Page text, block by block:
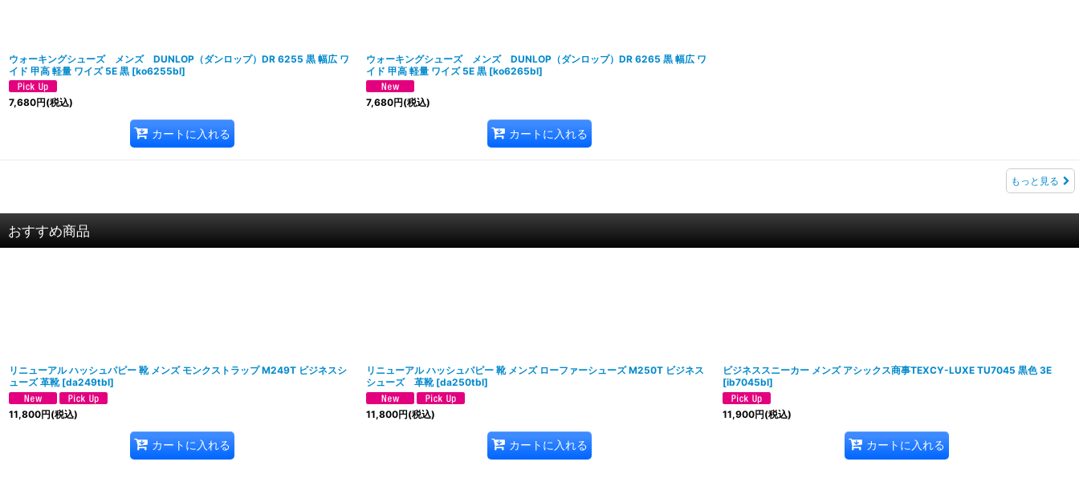
ウォーキングシューズ メンズ DUNLOP（ダンロップ）DR 6255 黒 幅広 ワ
イド 甲高 軽量 ワイズ 5E 黒 [ko6255bl]
7,680円(税込)
カートに入れる
ウォーキングシューズ メンズ DUNLOP（ダンロップ）DR 6265 黒 幅広 ワ
イド 甲高 軽量 ワイズ 5E 黒 [ko6265bl]
7,680円(税込)
カートに入れる
もっと見る
おすすめ商品
リニューアル ハッシュパピー 靴 メンズ モンクストラップ M249T ビジネスシ
ューズ 革靴 [da249tbl]
11,800円(税込)
カートに入れる
リニューアル ハッシュパピー 靴 メンズ ローファーシューズ M250T ビジネス
シューズ 革靴 [da250tbl]
11,800円(税込)
カートに入れる
ビジネススニーカー メンズ アシックス商事TEXCY-LUXE TU7045 黒色 3E
[ib7045bl]
11,900円(税込)
カートに入れる